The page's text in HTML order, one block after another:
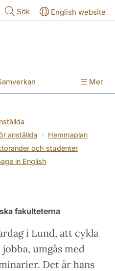
Sök English website
Mer
anställda
Hemmaplan
och studenter
in English
fakulteterna
i Lund, att cykla
umgås med
Det är hans